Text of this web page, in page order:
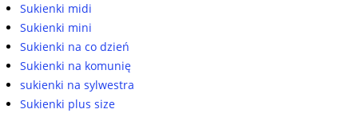
Sukienki midi
Sukienki mini
Sukienki na co dzień
Sukienki na komunię
sukienki na sylwestra
Sukienki plus size